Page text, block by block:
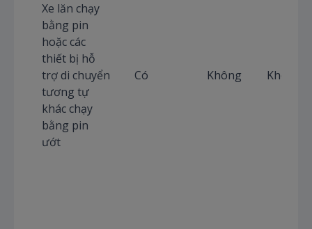
Xe lăn chạy
bằng pin
hoặc các
thiết bị hỗ
trợ di chuyển
tương tự
khác chạy
bằng pin
ướt
Có Không Không